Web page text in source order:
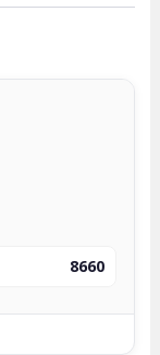
8660